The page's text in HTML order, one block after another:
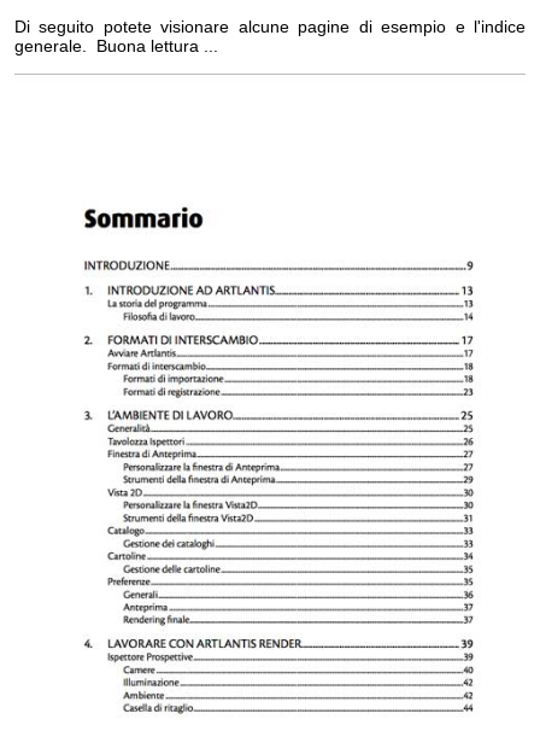
Di seguito potete visionare alcune pagine di esempio e l'indice
generale. Buona lettura ...